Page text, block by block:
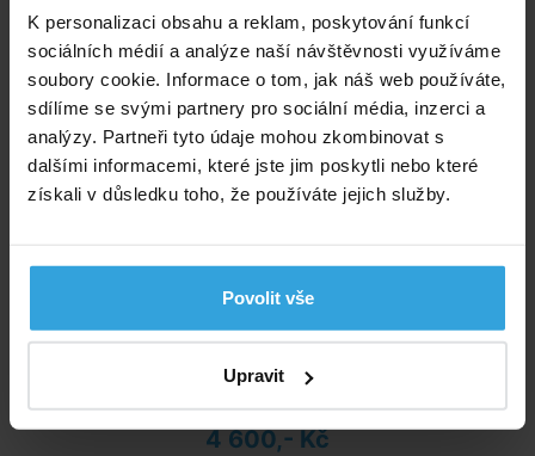
K personalizaci obsahu a reklam, poskytování funkcí
sociálních médií a analýze naší návštěvnosti využíváme
soubory cookie. Informace o tom, jak náš web používáte,
sdílíme se svými partnery pro sociální média, inzerci a
analýzy. Partneři tyto údaje mohou zkombinovat s
dalšími informacemi, které jste jim poskytli nebo které
získali v důsledku toho, že používáte jejich služby.
Povolit vše
Upravit
do košíku
Stojan navíjecího zařízení pojízdný - nerez
v pondělí u vás
4 600,- Kč